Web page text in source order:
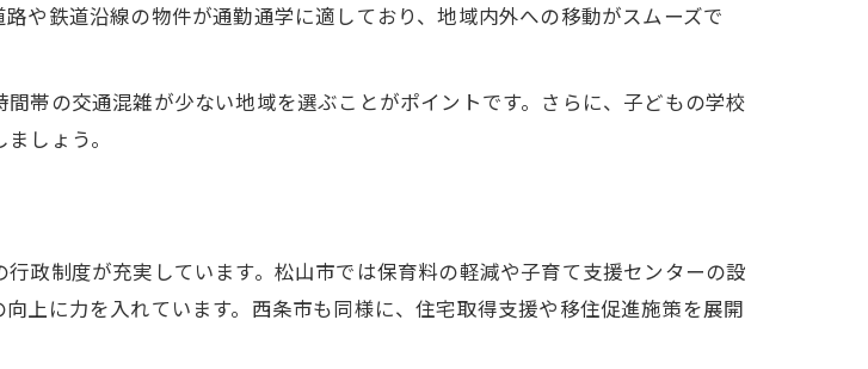
松山市が選ばれる理由を解説
交通と生活施設の利点
安全な暮らしへの配慮
注目すべき自然環境の強み
える安全な暮らしの実態
や鉄道沿線の物件が通勤通学に適しており、地域内外への移動がスムーズで
帯の交通混雑が少ない地域を選ぶことがポイントです。さらに、子どもの学校
しょう。
政制度が充実しています。松山市では保育料の軽減や子育て支援センターの設
上に力を入れています。西条市も同様に、住宅取得支援や移住促進施策を展開